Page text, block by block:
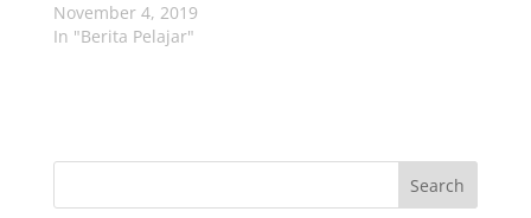
November 4, 2019
In "Berita Pelajar"